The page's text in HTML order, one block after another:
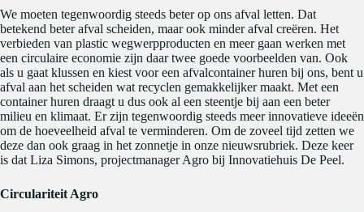
We moeten tegenwoordig steeds beter op ons afval letten. Dat
betekend beter afval scheiden, maar ook minder afval creëren. Het
verbieden van plastic wegwerpproducten en meer gaan werken met
een circulaire economie zijn daar twee goede voorbeelden van. Ook
als u gaat klussen en kiest voor een afvalcontainer huren bij ons, bent u
afval aan het scheiden wat recyclen gemakkelijker maakt. Met een
container huren draagt u dus ook al een steentje bij aan een beter
milieu en klimaat. Er zijn tegenwoordig steeds meer innovatieve ideeën
om de hoeveelheid afval te verminderen. Om de zoveel tijd zetten we
deze dan ook graag in het zonnetje in onze nieuwsrubriek. Deze keer
is dat Liza Simons, projectmanager Agro bij Innovatiehuis De Peel.
Circulariteit Agro